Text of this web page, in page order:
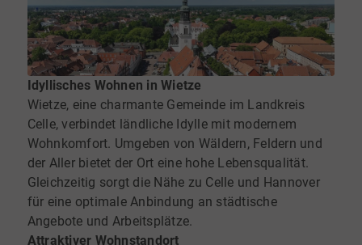
Idyllisches Wohnen in Wietze
Wietze, eine charmante Gemeinde im Landkreis
Celle, verbindet ländliche Idylle mit modernem
Wohnkomfort. Umgeben von Wäldern, Feldern und
der Aller bietet der Ort eine hohe Lebensqualität.
Gleichzeitig sorgt die Nähe zu Celle und Hannover
für eine optimale Anbindung an städtische
Angebote und Arbeitsplätze.
Attraktiver Wohnstandort